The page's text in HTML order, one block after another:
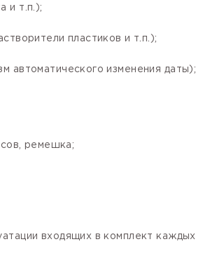
и т.п.);
пластиков и т.п.);
автоматического изменения даты);
ремешка;
входящих в комплект каждых